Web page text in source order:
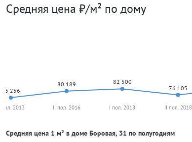
Средняя цена ₽/м² по дому
73 256
80 189 82 500
76 105
II пол. 2013 II пол. 2016 I пол. 2018 II пол. 2018
Средняя цена 1 м² в доме Боровая, 31 по полугодиям